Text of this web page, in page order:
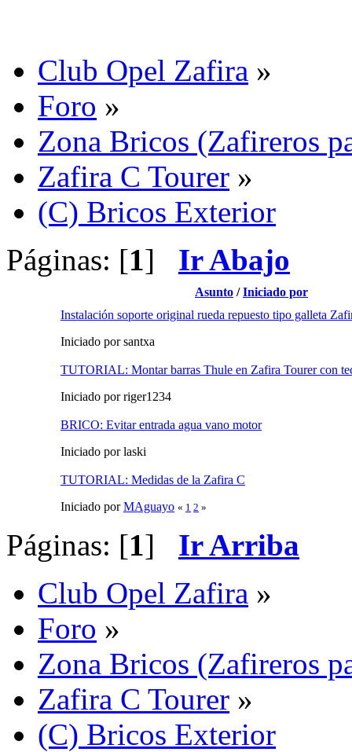
Club Opel Zafira »
Foro »
Zona Bricos (Zafireros
Zafira C Tourer »
(C) Bricos Exterior
Páginas: [1] Ir Abajo
Asunto /Iniciado por
Instalación soporte original rueda repuesto tipo galleta
Iniciado por santxa
TUTORIAL: Montar barras Thule en Zafira Tourer con
Iniciado por riger1234
BRICO: Evitar entrada agua vano motor
Iniciado por laski
TUTORIAL: Medidas de la Zafira C
Iniciado porMAguayo « 1 2 »
Páginas: [1] Ir Arriba
Club Opel Zafira »
Foro »
Zona Bricos (Zafireros
Zafira C Tourer »
(C) Bricos Exterior